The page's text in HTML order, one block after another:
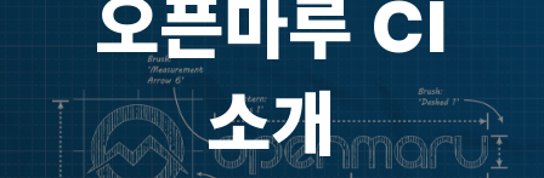
오픈마루 CI
소개